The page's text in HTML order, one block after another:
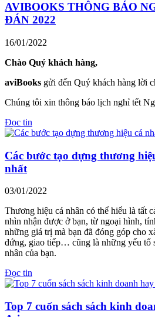
AVIBOOKS THÔNG BÁO
ĐÁN 2022
16/01/2022
Chào Quý khách hàng,
aviBooks gửi đến Quý khách hàng lời
Chúng tôi xin thông báo lịch nghỉ tết
Đọc tin
Các bước tạo dựng thương
nhất
03/01/2022
Thương hiệu cá nhân có thể hiểu là tất
nhìn nhận được ở bạn, từ ngoại hình,
những giá trị mà bạn đã đóng góp cho
đứng, giao tiếp… cũng là những yếu tố
nhân của bạn.
Đọc tin
Top 7 cuốn sách sách kinh